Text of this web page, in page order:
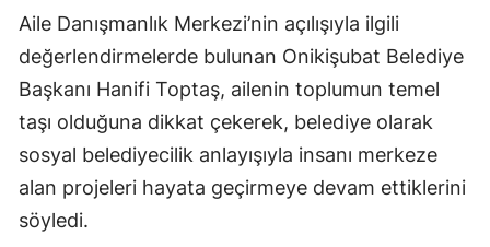
Aile Danışmanlık Merkezi’nin açılışıyla ilgili
değerlendirmelerde bulunan Onikişubat Belediye
Başkanı Hanifi Toptaş, ailenin toplumun temel
taşı olduğuna dikkat çekerek, belediye olarak
sosyal belediyecilik anlayışıyla insanı merkeze
alan projeleri hayata geçirmeye devam ettiklerini
söyledi.